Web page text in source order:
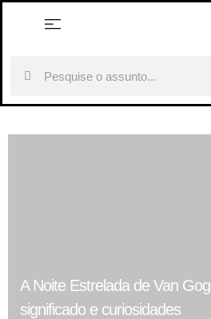
A Noite Estrelada de Van
significado e curiosidades